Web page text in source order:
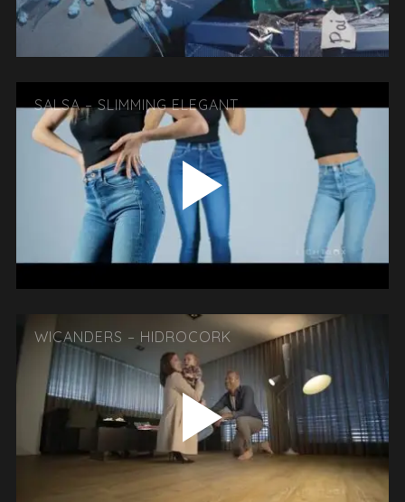
SALSA – SLIMMING ELEGANT
WICANDERS – HIDROCORK